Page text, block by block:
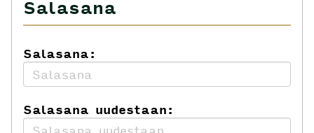
Salasana
Salasana:
Salasana uudestaan: